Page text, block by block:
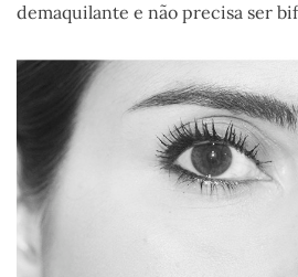
demaquilante e não precisa ser